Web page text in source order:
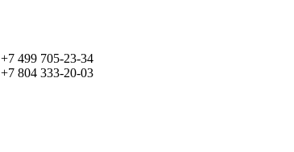
+7 499 705-23-34
+7 804 333-20-03